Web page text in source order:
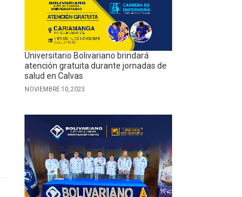
Universitario Bolivariano brindará
atención gratuita durante jornadas de
salud en Calvas
NOVIEMBRE 10, 2023